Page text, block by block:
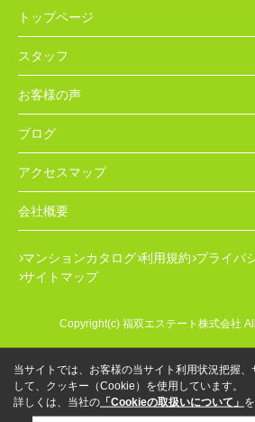
トップページ
スタッフ
お客様の声
ブログ
アクセスマップ
会社概要
マンションカタログ 利用規約 プライバ
サイトマップ
Copyright(c) 福双エステート株式会社
当サイトでは、お客様の当サイト利用状況把握、
して、クッキー（Cookie）を使用しています。
詳しくは、当社の 「Cookieの取扱いについて」